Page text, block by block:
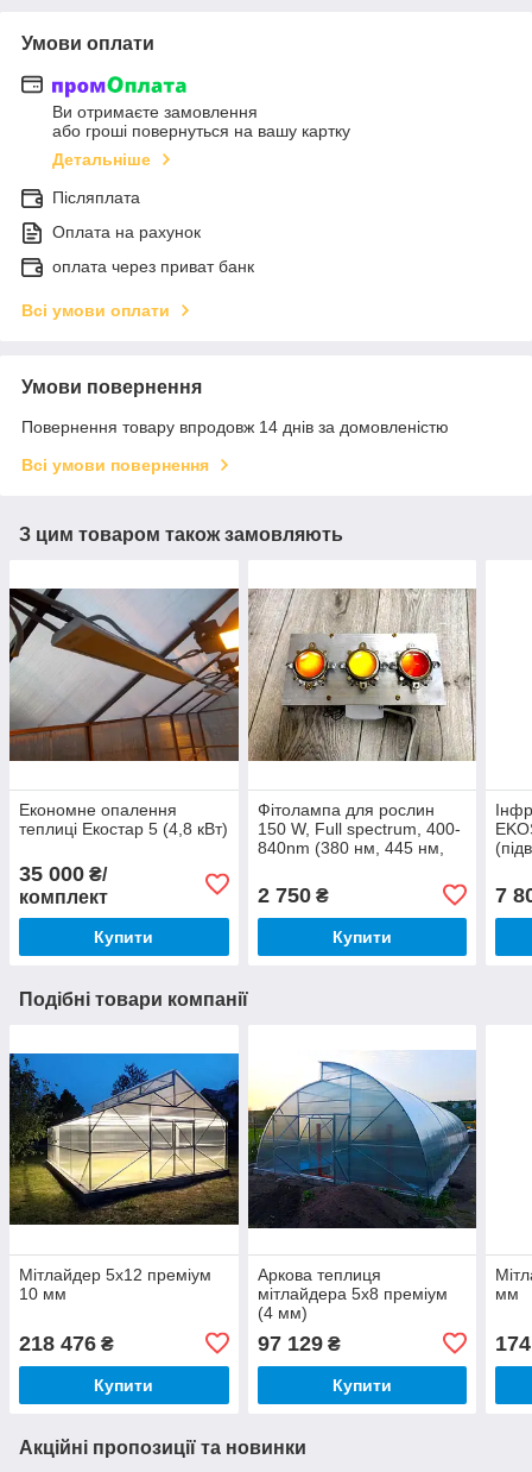
Умови оплати
Ви отримаєте замовлення
або гроші повернуться на вашу картку
Детальніше
Післяплата
Оплата на рахунок
оплата через приват банк
Всі умови оплати
Умови повернення
Повернення товару впродовж 14 днів за домовленістю
Всі умови повернення
З цим товаром також замовляють
Економне опалення
теплиці Екостар 5 (4,8 кВт)
35 000 ₴/
комплект
Купити
Фітолампа для рослин
150 W, Full spectrum, 400-
840nm (380 нм, 445 нм,
6660 нм + 3000 К)
2 750₴
Купити
7
Подібні товари компанії
Мітлайдер 5х12 преміум
10 мм
218 476 ₴
Купити
Аркова теплиця
мітлайдера 5х8 преміум
(4 мм)
97 129₴
Купити
мм
Акційні пропозиції та новинки